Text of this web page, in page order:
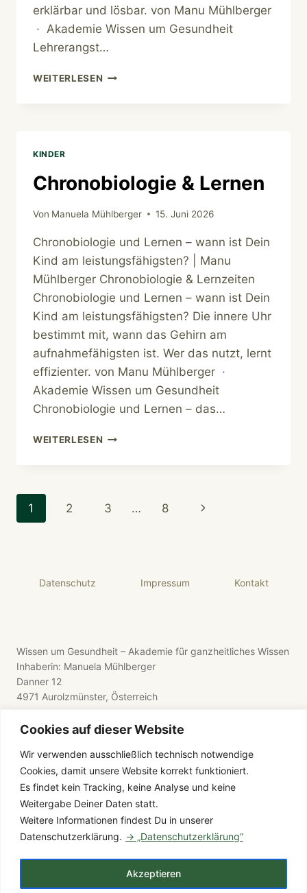
Cookies auf dieser Website
Wir verwenden ausschließlich technisch notwendige
Cookies, damit unsere Website korrekt funktioniert.
Es findet kein Tracking, keine Analyse und keine
Weitergabe Deiner Daten statt.
Weitere Informationen findest Du in unserer
Datenschutzerklärung. → „Datenschutzerklärung“
Akzeptieren
erklärbar und lösbar. von Manu Mühlberger
· Akademie Wissen um Gesundheit
Lehrerangst…
WEITERLESEN LEHRERANGST
KINDER
Chronobiologie & Lernen
Von Manuela Mühlberger 15. Juni 2026
Chronobiologie und Lernen – wann ist Dein
Kind am leistungsfähigsten? | Manu
Mühlberger Chronobiologie & Lernzeiten
Chronobiologie und Lernen – wann ist Dein
Kind am leistungsfähigsten? Die innere Uhr
bestimmt mit, wann das Gehirn am
aufnahmefähigsten ist. Wer das nutzt, lernt
effizienter. von Manu Mühlberger ·
Akademie Wissen um Gesundheit
Chronobiologie und Lernen – das…
WEITERLESEN CHRONOBIOLOGIE
Seitennavigation
1 2 3 … 8
Nächste
Datenschutz Impressum Kontakt
Wissen um Gesundheit – Akademie für ganzheitliches Wissen
Inhaberin: Manuela Mühlberger
Danner 12
4971 Aurolzmünster, Österreich
E-Mail: wissen-um-gesundheit@gmx.de
Telefon: +43 176 8411 9281
© 2026 Wissen um Gesundheit – Alle Rechte vorbehalten